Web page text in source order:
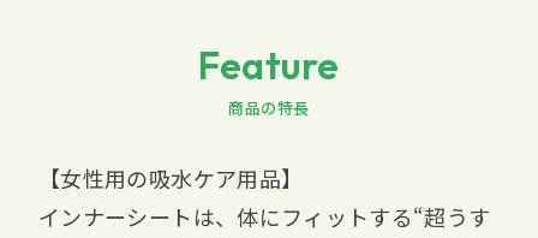
Feature
商品の特長
【女性用の吸水ケア用品】
インナーシートは、体にフィットする“超うす